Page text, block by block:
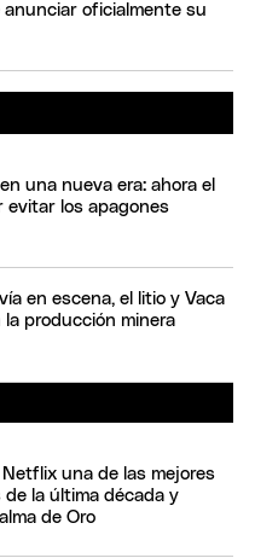
anunciar oficialmente su
una nueva era: ahora el
evitar los apagones
en escena, el litio y Vaca
producción minera
una de las mejores
de la última década y
de Oro